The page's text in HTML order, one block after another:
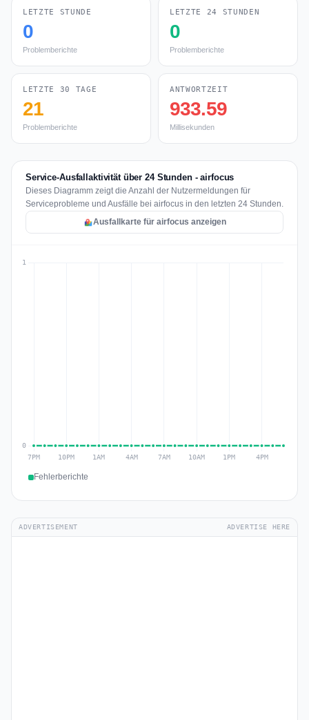
LETZTE STUNDE
0
Problemberichte
LETZTE 24 STUNDEN
0
Problemberichte
LETZTE 30 TAGE
21
Problemberichte
ANTWORTZEIT
933.59
Millisekunden
Service-Ausfallaktivität über 24 Stunden - airfocus
Dieses Diagramm zeigt die Anzahl der Nutzermeldungen für
Serviceprobleme und Ausfälle bei airfocus in den letzten 24 Stunden.
Ausfallkarte für airfocus anzeigen
Fehlerberichte
ADVERTISEMENT ADVERTISE HERE